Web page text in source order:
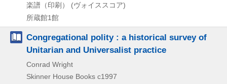
楽譜（印刷） (ヴォイススコア)
所蔵館1館
Congregational polity : a historical survey of
Unitarian and Universalist practice
Conrad Wright
Skinner House Books c1997